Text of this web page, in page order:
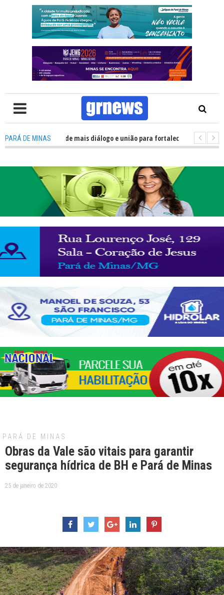
PARÁ DE MINAS
Política precisa de mais diálogo e união para fortalecer Minas e Pará de
PARÁ DE MINAS
Obras da Vale são vitais para garantir
segurança hídrica de BH e Pará de Minas
25 de janeiro de 2020